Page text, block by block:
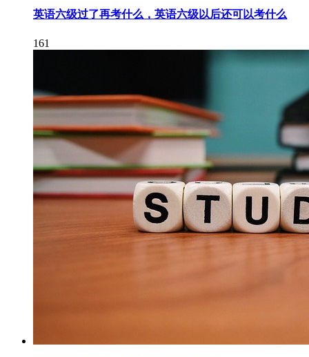
英语六级过了再考什么，英语六级以后还可以考什么
161